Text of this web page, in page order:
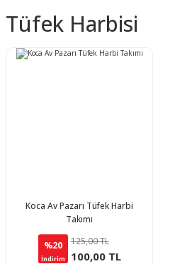
Tüfek Harbisi
Koca Av Pazarı Tüfek Harbi
Takımı
%20
İndirim
125,00 TL
100,00 TL